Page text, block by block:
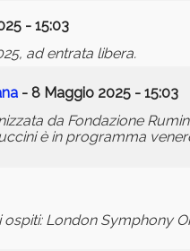
- 15:03
ad entrata libera.
- 8 Maggio 2025 - 15:03
da Fondazione
è in programma
London Symphony